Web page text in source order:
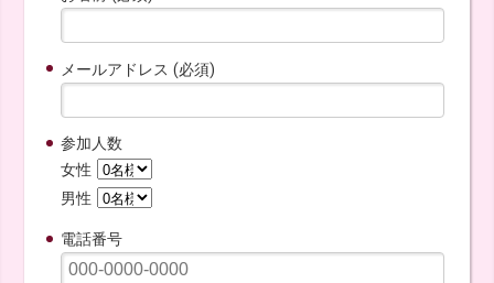
メールアドレス (必須)
参加人数
女性
男性
電話番号